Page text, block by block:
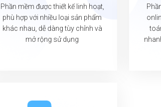
Phần mềm được thiết kế linh hoạt,
phù hợp với nhiều loại sản phẩm
khác nhau, dễ dàng tùy chỉnh và
mở rộng sử dụng